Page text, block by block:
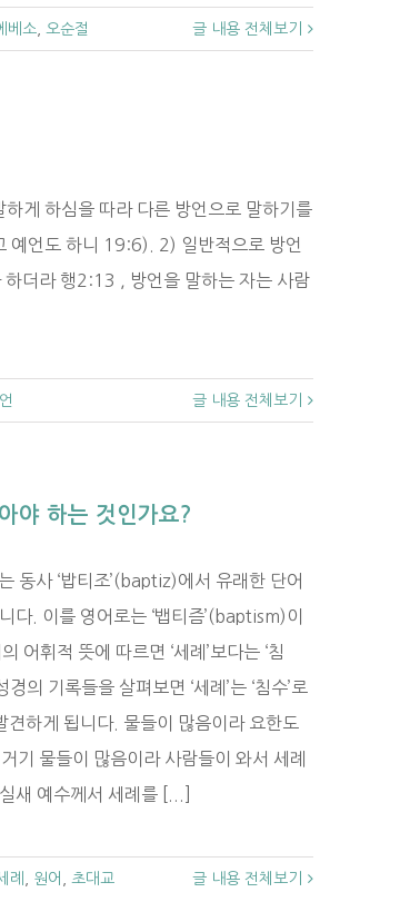
베소 오순절 글 내용 전체보기
게 하심을 따라 다른 방언으로 말하기를
예언도 하니 19:6). 2) 일반적으로 방언
하더라 행2:13 , 방언을 말하는 자는 사람
글 내용 전체보기
야 하는 것인가요?
동사 ‘밥티조’(baptiz)에서 유래한 단어
다. 이를 영어로는 ‘뱁티즘’(baptism)이
어휘적 뜻에 따르면 ‘세례’보다는 ‘침
의 기록들을 살펴보면 ‘세례’는 ‘침수’로
하게 됩니다. 물들이 많음이라 요한도
기 물들이 많음이라 사람들이 와서 세례
새 예수께서 세례를 [...]
례 원어
초대교
글 내용 전체보기